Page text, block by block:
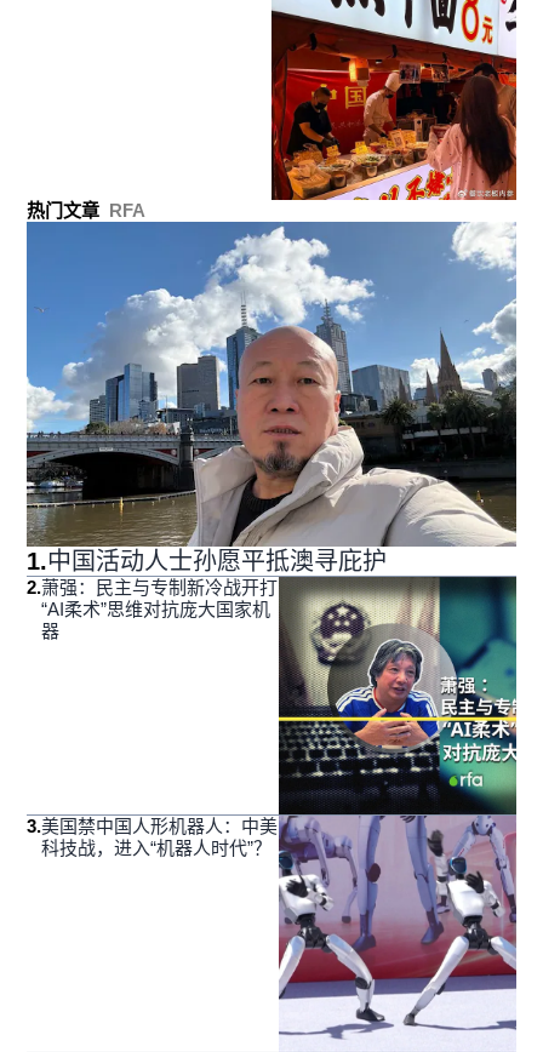
热门文章 RFA
1.中国活动人士孙愿平抵澳寻庇护
2.萧强：民主与专制新冷战开打
“AI柔术”思维对抗庞大国家机
器
3.美国禁中国人形机器人：中美
科技战，进入“机器人时代”？